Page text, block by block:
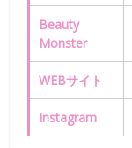
Beauty
Monster
WEBサイト
Instagram